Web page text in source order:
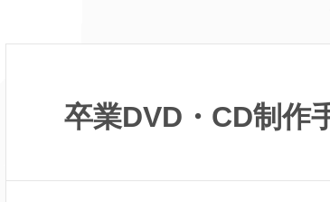
卒業DVD・CD制作